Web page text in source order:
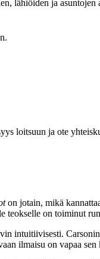
lähiöiden ja asuntojen
loitsuun ja ote
on jotain, mikä
teokselle on toiminut
intuitiivisesti.
ilmaisu on vapaa